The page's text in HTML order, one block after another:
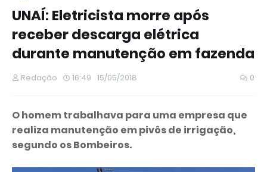
UNAÍ: Eletricista morre após
receber descarga elétrica
durante manutenção em fazenda
Redação 16:49 15/05/2018 0
O homem trabalhava para uma empresa que
realiza manutenção em pivôs de irrigação,
segundo os Bombeiros.